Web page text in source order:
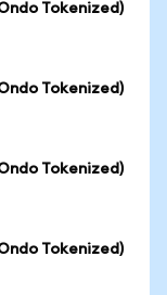
Tokenized)
Tokenized)
Tokenized)
Tokenized)